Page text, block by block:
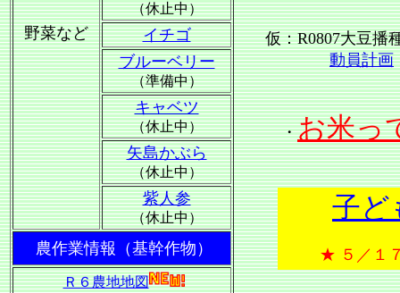
野菜など
（休止中）
イチゴ
ブルーベリー
（準備中）
キャベツ
（休止中）
矢島かぶら
（休止中）
紫人参
（休止中）
農作業情報（基幹作物）
Ｒ６農地地図
仮：R0807大豆播
動員計画
・お米っ
子ど
★ ５／１